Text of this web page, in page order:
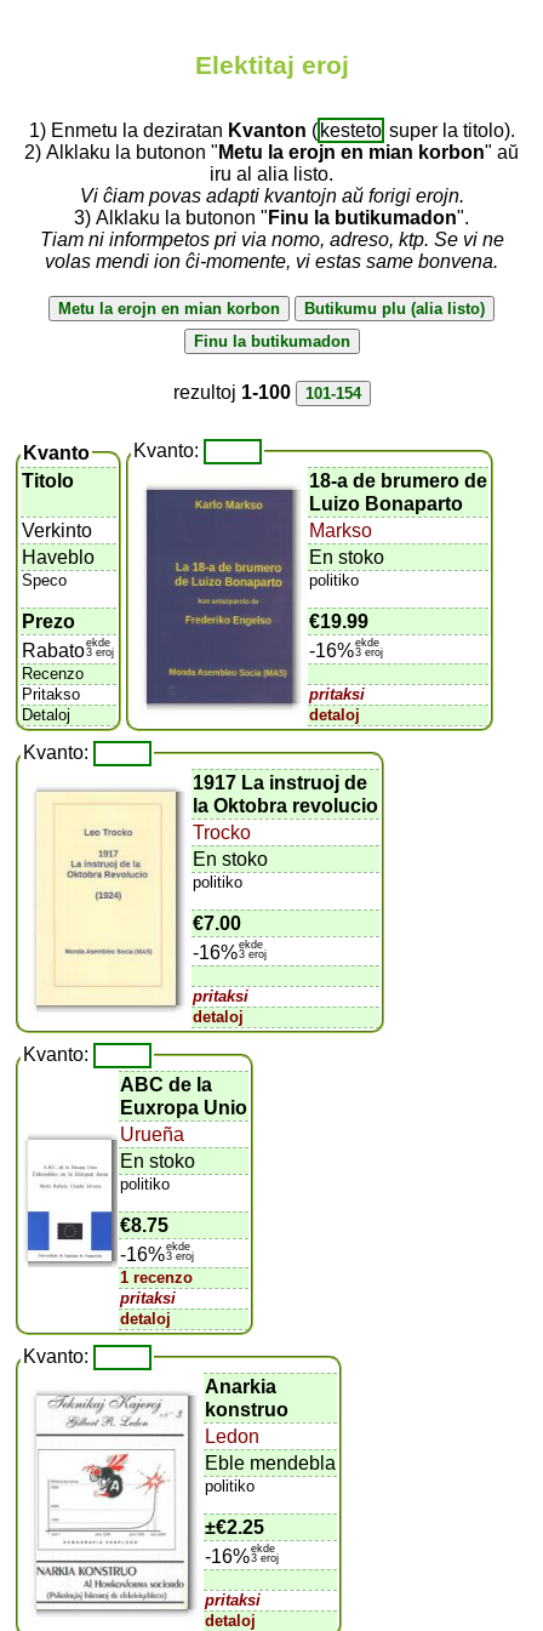
Elektitaj eroj
1) Enmetu la deziratan Kvanton ( kesteto super la titolo).
2) Alklaku la butonon " Metu la erojn en mian korbon" aŭ
iru al alia listo.
Vi ĉiam povas adapti kvantojn aŭ forigi erojn.
3) Alklaku la butonon " Finu la butikumadon".
Tiam ni informpetos pri via nomo, adreso, ktp. Se vi ne
volas mendi ion ĉi-momente, vi estas same bonvena.
rezultoj 1-100
Kvanto
Titolo
Verkinto
Haveblo
Speco
Prezo
Rabatoekde
3 eroj
Recenzo
Pritakso
Detaloj
Kvanto:
18-a de brumero de
Luizo Bonaparto
Markso
En stoko
politiko
€19.99
-16%ekde
3 eroj
pritaksi
detaloj
Kvanto:
1917 La instruoj de
la Oktobra revolucio
Trocko
En stoko
politiko
€7.00
-16%ekde
3 eroj
pritaksi
detaloj
Kvanto:
ABC de la
Euxropa Unio
Urueña
En stoko
politiko
€8.75
-16%ekde
3 eroj
1 recenzo
pritaksi
detaloj
Kvanto:
Anarkia
konstruo
Ledon
Eble mendebla
politiko
±€2.25
-16%ekde
3 eroj
pritaksi
detaloj